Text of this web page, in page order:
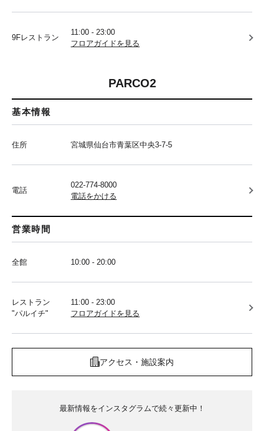
9Fレストラン
11:00 - 23:00
フロアガイドを見る
PARCO2
基本情報
住所 宮城県仙台市青葉区中央3-7-5
電話
022-774-8000
電話をかける
営業時間
全館 10:00 - 20:00
レストラン
"パルイチ"
11:00 - 23:00
フロアガイドを見る
アクセス・施設案内
最新情報をインスタグラムで続々更新中！